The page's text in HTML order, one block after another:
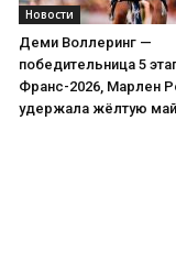
Новости
Деми Воллеринг —
победительница 5
Франс-2026, Марлен
удержала жёлтую